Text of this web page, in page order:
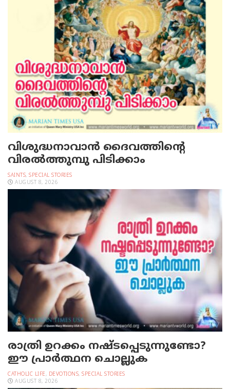
വിശുദ്ധനാവാന്‍ ദൈവത്തിന്റെ
വിരല്‍ത്തുമ്പു പിടിക്കാം
SAINTS, SPECIAL STORIES
AUGUST 8, 2026
രാത്രി ഉറക്കം നഷ്ടപ്പെടുന്നുണ്ടോ?
ഈ പ്രാര്‍ത്ഥന ചൊല്ലുക
CATHOLIC LIFE, DEVOTIONS, SPECIAL STORIES
AUGUST 8, 2026